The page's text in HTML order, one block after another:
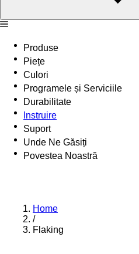
Produse
Piețe
Culori
Programele și Serviciile
Durabilitate
Instruire
Suport
Unde Ne Găsiți
Povestea Noastră
Home
/
Flaking